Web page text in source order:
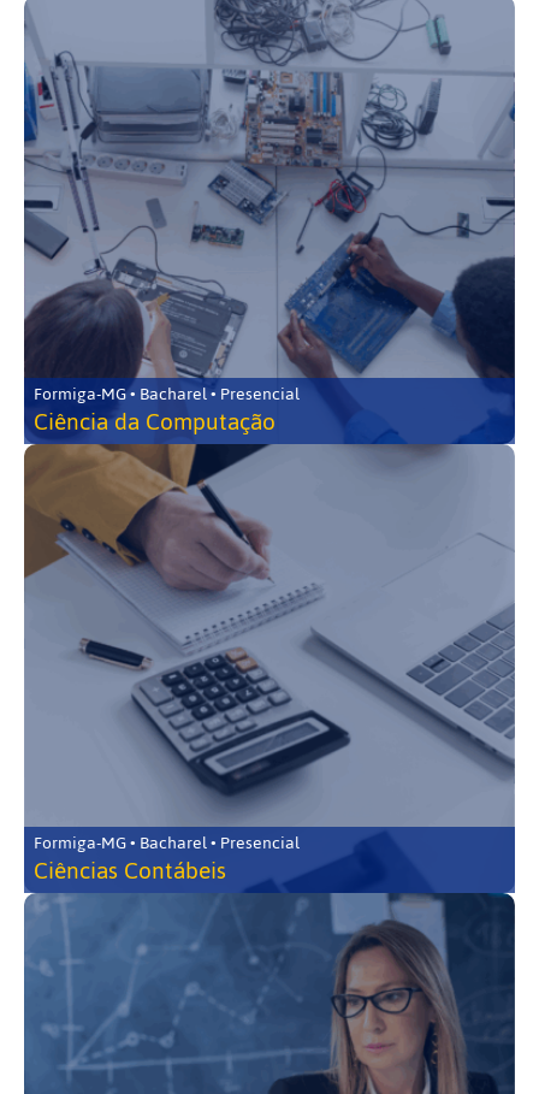
Formiga-MG • Bacharel • Presencial
Ciência da Computação
Formiga-MG • Bacharel • Presencial
Ciências Contábeis